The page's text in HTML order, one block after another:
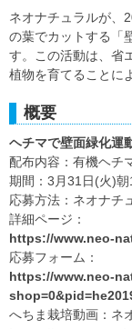
ネオナチュラルが、
の葉でカットする「
す。この活動は、省
植物を育てることに
概要
ヘチマで壁面緑化運
配布内容：有機ヘ
期間：3月31日(火)
応募方法：ネオナチ
詳細ページ：
https://www.neo-
応募フォーム：
https://www.neo-
へちま栽培動画：ネ